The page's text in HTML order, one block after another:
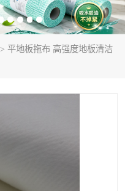
> 平地板拖布 高强度地板清洁
抗菌等功能性产品
珍珠纹水刺无纺布
印花压花复合布